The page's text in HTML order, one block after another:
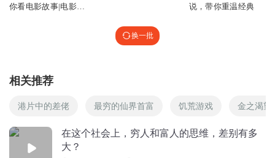
你看电影故事|电影搞
说，带你重温经典
换一批
相关推荐
港片中的差佬 最穷的仙界首富 饥荒游戏 金之渴望
在这个社会上，穷人和富人的思维，差别有多
大？